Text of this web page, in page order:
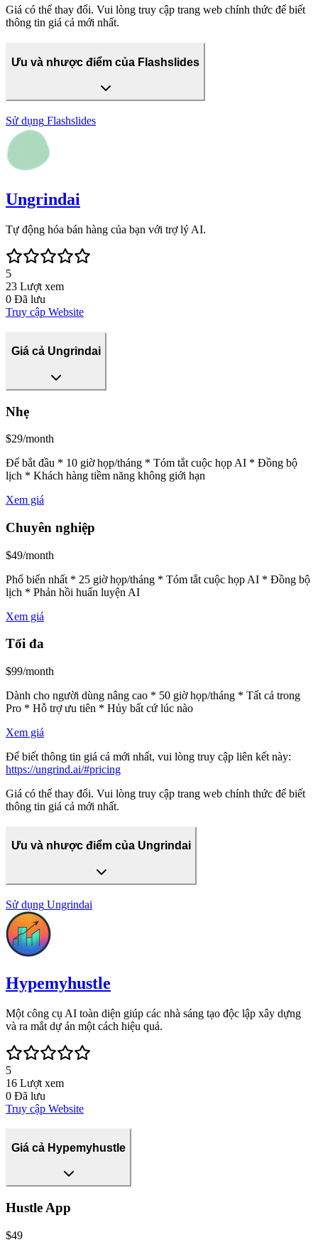
Giá có thể thay đổi. Vui lòng truy cập trang web chính thức để biết
thông tin giá cả mới nhất.
Ưu và nhược điểm của Flashslides
Sử dụng Flashslides
Ungrindai
Tự động hóa bán hàng của bạn với trợ lý AI.
5
23 Lượt xem
0 Đã lưu
Truy cập Website
Giá cả Ungrindai
Nhẹ
$29/month
Để bắt đầu * 10 giờ họp/tháng * Tóm tắt cuộc họp AI * Đồng bộ
lịch * Khách hàng tiềm năng không giới hạn
Xem giá
Chuyên nghiệp
$49/month
Phổ biến nhất * 25 giờ họp/tháng * Tóm tắt cuộc họp AI * Đồng bộ
lịch * Phản hồi huấn luyện AI
Xem giá
Tối đa
$99/month
Dành cho người dùng nâng cao * 50 giờ họp/tháng * Tất cả trong
Pro * Hỗ trợ ưu tiên * Hủy bất cứ lúc nào
Xem giá
Để biết thông tin giá cả mới nhất, vui lòng truy cập liên kết này:
https://ungrind.ai/#pricing
Giá có thể thay đổi. Vui lòng truy cập trang web chính thức để biết
thông tin giá cả mới nhất.
Ưu và nhược điểm của Ungrindai
Sử dụng Ungrindai
Hypemyhustle
Một công cụ AI toàn diện giúp các nhà sáng tạo độc lập xây dựng
và ra mắt dự án một cách hiệu quả.
5
16 Lượt xem
0 Đã lưu
Truy cập Website
Giá cả Hypemyhustle
Hustle App
$49